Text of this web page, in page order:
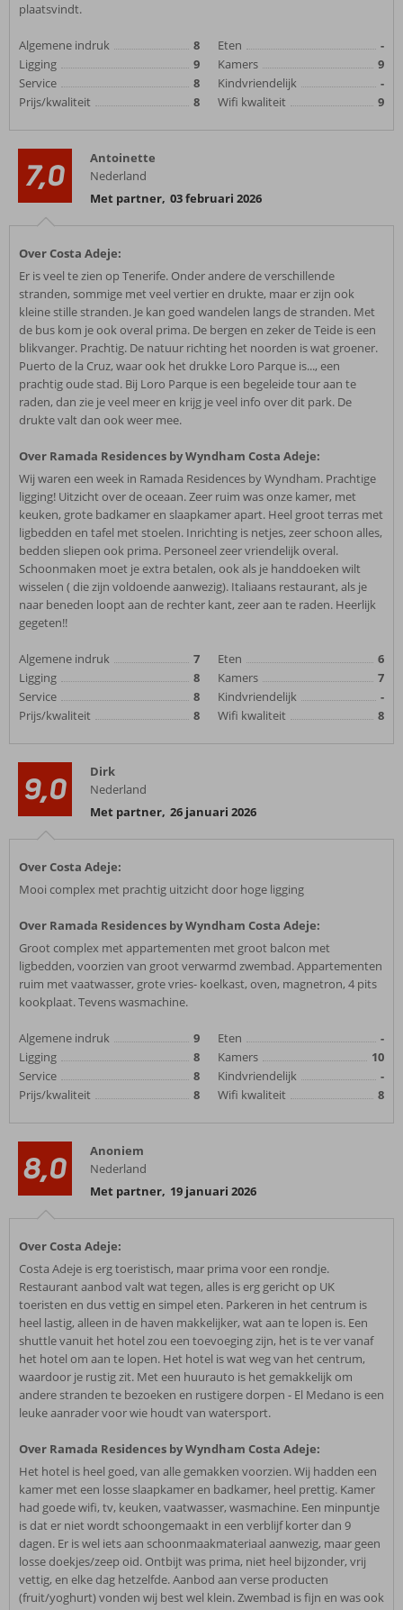
plaatsvindt.
Algemene indruk
8
Ligging
9
Service
8
Prijs/kwaliteit
8
Eten
-
Kamers
9
Kindvriendelijk
-
Wifi kwaliteit
9
7,0
Antoinette
Nederland
Met partner, 03 februari 2026
Over Costa Adeje:
Er is veel te zien op Tenerife. Onder andere de verschillende
stranden, sommige met veel vertier en drukte, maar er zijn ook
kleine stille stranden. Je kan goed wandelen langs de stranden. Met
de bus kom je ook overal prima. De bergen en zeker de Teide is een
blikvanger. Prachtig. De natuur richting het noorden is wat groener.
Puerto de la Cruz, waar ook het drukke Loro Parque is..., een
prachtig oude stad. Bij Loro Parque is een begeleide tour aan te
raden, dan zie je veel meer en krijg je veel info over dit park. De
drukte valt dan ook weer mee.
Over Ramada Residences by Wyndham Costa Adeje:
Wij waren een week in Ramada Residences by Wyndham. Prachtige
ligging! Uitzicht over de oceaan. Zeer ruim was onze kamer, met
keuken, grote badkamer en slaapkamer apart. Heel groot terras met
ligbedden en tafel met stoelen. Inrichting is netjes, zeer schoon alles,
bedden sliepen ook prima. Personeel zeer vriendelijk overal.
Schoonmaken moet je extra betalen, ook als je handdoeken wilt
wisselen ( die zijn voldoende aanwezig). Italiaans restaurant, als je
naar beneden loopt aan de rechter kant, zeer aan te raden. Heerlijk
gegeten!!
Algemene indruk
7
Ligging
8
Service
8
Prijs/kwaliteit
8
Eten
6
Kamers
7
Kindvriendelijk
-
Wifi kwaliteit
8
9,0
Dirk
Nederland
Met partner, 26 januari 2026
Over Costa Adeje:
Mooi complex met prachtig uitzicht door hoge ligging
Over Ramada Residences by Wyndham Costa Adeje:
Groot complex met appartementen met groot balcon met
ligbedden, voorzien van groot verwarmd zwembad. Appartementen
ruim met vaatwasser, grote vries- koelkast, oven, magnetron, 4 pits
kookplaat. Tevens wasmachine.
Algemene indruk
9
Ligging
8
Service
8
Prijs/kwaliteit
8
Eten
-
Kamers
10
Kindvriendelijk
-
Wifi kwaliteit
8
8,0
Anoniem
Nederland
Met partner, 19 januari 2026
Over Costa Adeje:
Costa Adeje is erg toeristisch, maar prima voor een rondje.
Restaurant aanbod valt wat tegen, alles is erg gericht op UK
toeristen en dus vettig en simpel eten. Parkeren in het centrum is
heel lastig, alleen in de haven makkelijker, wat aan te lopen is. Een
shuttle vanuit het hotel zou een toevoeging zijn, het is te ver vanaf
het hotel om aan te lopen. Het hotel is wat weg van het centrum,
waardoor je rustig zit. Met een huurauto is het gemakkelijk om
andere stranden te bezoeken en rustigere dorpen - El Medano is een
leuke aanrader voor wie houdt van watersport.
Over Ramada Residences by Wyndham Costa Adeje:
Het hotel is heel goed, van alle gemakken voorzien. Wij hadden een
kamer met een losse slaapkamer en badkamer, heel prettig. Kamer
had goede wifi, tv, keuken, vaatwasser, wasmachine. Een minpuntje
is dat er niet wordt schoongemaakt in een verblijf korter dan 9
dagen. Er is wel iets aan schoonmaakmateriaal aanwezig, maar geen
losse doekjes/zeep oid. Ontbijt was prima, niet heel bijzonder, vrij
vettig, en elke dag hetzelfde. Aanbod aan verse producten
(fruit/yoghurt) vonden wij best wel klein. Zwembad is fijn en was ook